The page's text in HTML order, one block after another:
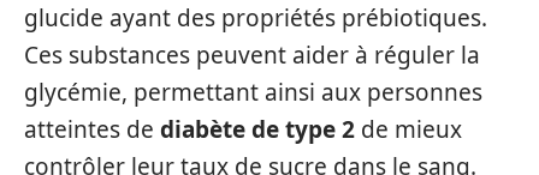
glucide ayant des propriétés prébiotiques.
Ces substances peuvent aider à réguler la
glycémie, permettant ainsi aux personnes
atteintes de diabète de type 2 de mieux
contrôler leur taux de sucre dans le sang.